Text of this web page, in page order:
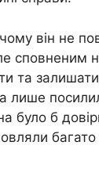
чому він не
сповненим
та
лише
було б
багато